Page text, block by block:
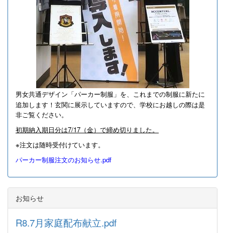
男女共通デザイン「パーカー制服」を、これまでの制服に新たに
追加します！ 玄関に展示していますので、学校にお越しの際は是
非ご覧ください。
初期納入期日分は7/17（金）で締め切りました。
※注文は随時受付けています。
パーカー制服注文のお知らせ.pdf
お知らせ
R8.7月家庭配布献立.pdf